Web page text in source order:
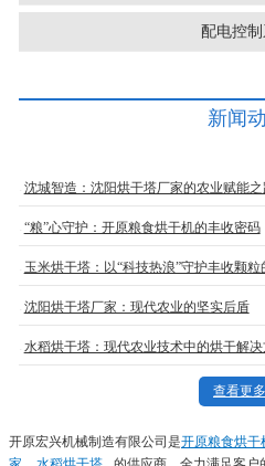
配电控
新闻
沈城智造：沈阳烘干塔厂家的农业赋能之
“粮”心守护：开原粮食烘干机的丰收密码
玉米烘干塔：以“科技热浪”守护丰收颗粒
沈阳烘干塔厂家：现代农业的坚实后盾
水稻烘干塔：现代农业技术中的烘干解决
查看更
开原宏兴机械制造有限公司是开原粮食烘干